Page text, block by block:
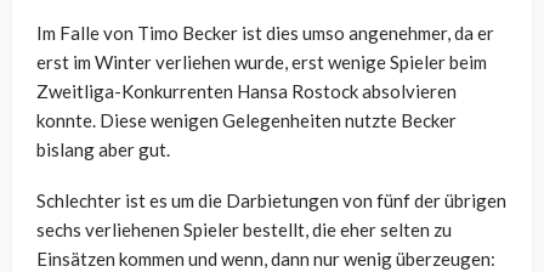
Im Falle von Timo Becker ist dies umso angenehmer, da er
erst im Winter verliehen wurde, erst wenige Spieler beim
Zweitliga-Konkurrenten Hansa Rostock absolvieren
konnte. Diese wenigen Gelegenheiten nutzte Becker
bislang aber gut.
Schlechter ist es um die Darbietungen von fünf der übrigen
sechs verliehenen Spieler bestellt, die eher selten zu
Einsätzen kommen und wenn, dann nur wenig überzeugen: